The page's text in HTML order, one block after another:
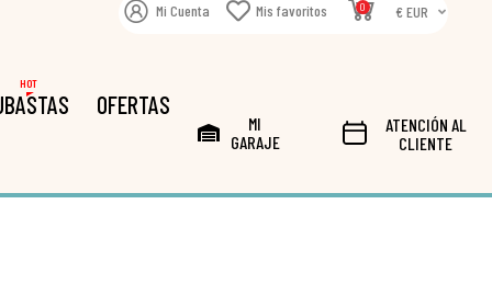
Mi Cuenta Mis favoritos 0 € EUR
HOT
OFERTAS
MI
GARAJE
ATENCIÓN AL
CLIENTE